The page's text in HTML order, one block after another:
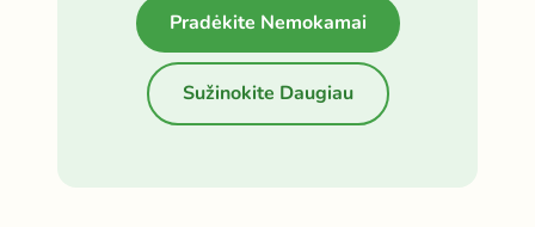
Pradėkite Nemokamai
Sužinokite Daugiau